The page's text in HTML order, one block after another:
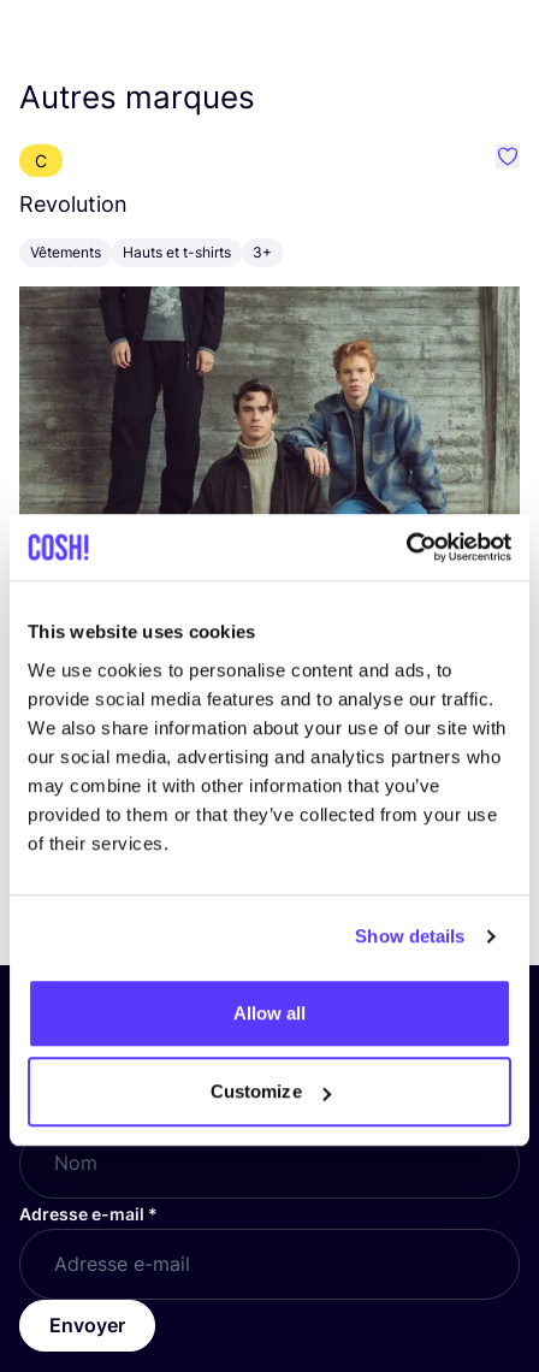
This website uses cookies
We use cookies to personalise content and ads, to
provide social media features and to analyse our traffic.
We also share information about your use of our site with
our social media, advertising and analytics partners who
may combine it with other information that you’ve
provided to them or that they’ve collected from your use
of their services.
Show details
Allow all
Customize
Autres marques
C
Revolution
Vêtements Hauts et t-shirts 3+
Inscrivez-vous à notre lettre
d’information et restez informé !
Adresse e-mail *
Envoyer